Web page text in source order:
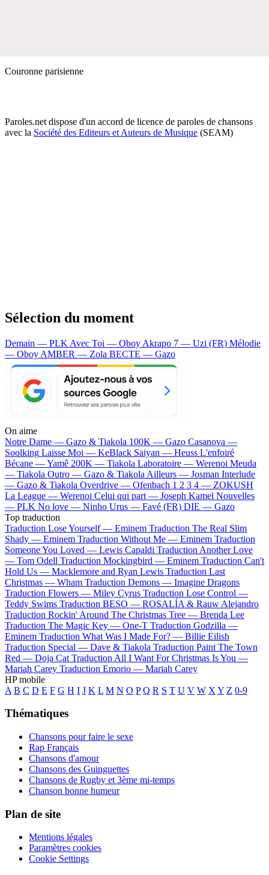
Couronne parisienne
Paroles.net dispose d'un accord de licence de paroles de chansons
avec la Société des Editeurs et Auteurs de Musique (SEAM)
Sélection du moment
Demain — PLK Avec Toi — Oboy Akrapo 7 — Uzi (FR) Mélodie
— Oboy AMBER — Zola BECTE — Gazo
On aime
Notre Dame — Gazo & Tiakola 100K — Gazo Casanova —
Soolking Laisse Moi — KeBlack Saiyan — Heuss L'enfoiré
Bécane —Yamê 200K — Tiakola Laboratoire — Werenoi Meuda
— Tiakola Outro — Gazo & Tiakola Ailleurs — Josman Interlude
— Gazo & Tiakola Overdrive — Ofenbach 1 2 3 4 — ZOKUSH
La League — Werenoi Celui qui part — Joseph Kamel Nouvelles
— PLK No love — Ninho Urus — Favé (FR) DIE — Gazo
Top traduction
Traduction Lose Yourself — Eminem Traduction The Real Slim
Shady — Eminem Traduction Without Me — Eminem Traduction
Someone You Loved — Lewis Capaldi Traduction Another Love
— Tom Odell Traduction Mockingbird — Eminem Traduction Can't
Hold Us — Macklemore and Ryan Lewis Traduction Last
Christmas — Wham Traduction Demons — Imagine Dragons
Traduction Flowers — Miley Cyrus Traduction Lose Control —
Teddy Swims Traduction BESO — ROSALÍA & Rauw Alejandro
Traduction Rockin' Around The Christmas Tree — Brenda Lee
Traduction The Magic Key — One-T Traduction Godzilla —
Eminem Traduction What Was I Made For? — Billie Eilish
Traduction Special — Dave & Tiakola Traduction Paint The Town
Red — Doja Cat Traduction All I Want For Christmas Is You —
Mariah Carey Traduction Emorio — Mariah Carey
HP mobile
A B C D E F G H I J K L M N O P Q R S T U V W X Y Z 0-9
Thématiques
Chansons pour faire le sexe
Rap Français
Chansons d'amour
Chansons des Guinguettes
Chansons de Rugby et 3ème mi-temps
Chanson bonne humeur
Plan de site
Mentions légales
Paramètres cookies
Cookie Settings